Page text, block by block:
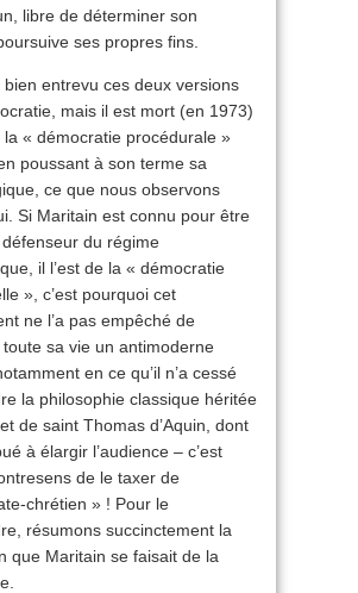
libre de déterminer son
ses propres fins.
bien entrevu ces deux versions
mais il est mort (en 1973)
la « démocratie procédurale »
poussant à son terme sa
ce que nous observons
Si Maritain est connu pour être
du régime
il l’est de la « démocratie
», c’est pourquoi cet
ne l’a pas empêché de
sa vie un antimoderne
en ce qu’il n’a cessé
la philosophie classique héritée
de saint Thomas d’Aquin, dont
à élargir l’audience – c’est
de le taxer de
chrétien » ! Pour le
résumons succinctement la
que Maritain se faisait de la